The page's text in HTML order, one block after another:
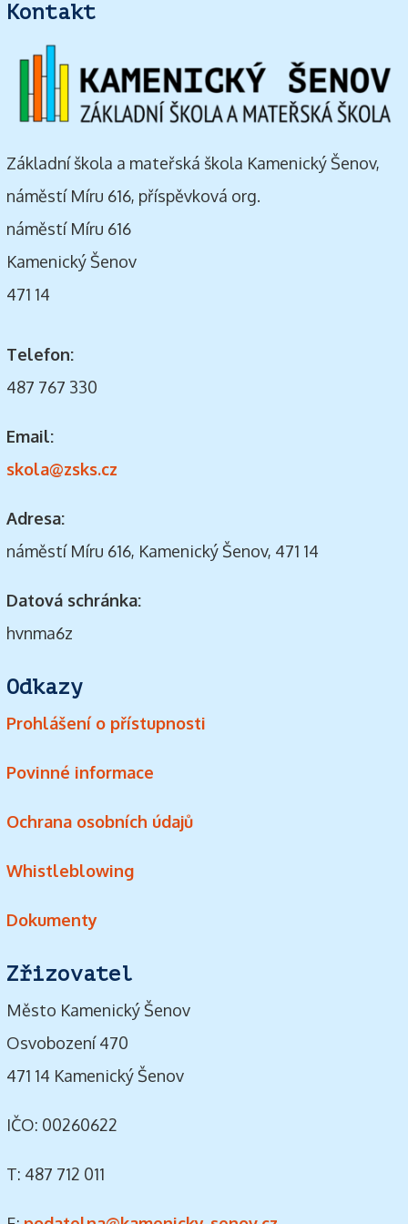
Kontakt
Základní škola a mateřská škola Kamenický Šenov,
náměstí Míru 616, příspěvková org.
náměstí Míru 616
Kamenický Šenov
471 14
Telefon:
487 767 330
Email:
skola@zsks.cz
Adresa:
náměstí Míru 616, Kamenický Šenov, 471 14
Datová schránka:
hvnma6z
Odkazy
Prohlášení o přístupnosti
Povinné informace
Ochrana osobních údajů
Whistleblowing
Dokumenty
Zřizovatel
Město Kamenický Šenov
Osvobození 470
471 14 Kamenický Šenov
IČO: 00260622
T: 487 712 011